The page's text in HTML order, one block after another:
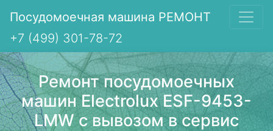
Посудомоечная машина РЕМОНТ
+7 (499) 301-78-72
Ремонт посудомоечных
машин Electrolux ESF-9453-
LMW с вывозом в сервис